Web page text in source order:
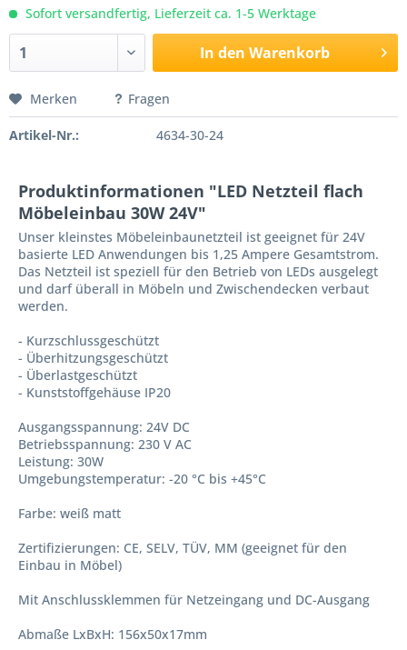
Sofort versandfertig, Lieferzeit ca. 1-5 Werktage
In den Warenkorb
Merken Fragen
Artikel-Nr.: 4634-30-24
Produktinformationen "LED Netzteil flach
Möbeleinbau 30W 24V"
Unser kleinstes Möbeleinbaunetzteil ist geeignet für 24V
basierte LED Anwendungen bis 1,25 Ampere Gesamtstrom.
Das Netzteil ist speziell für den Betrieb von LEDs ausgelegt
und darf überall in Möbeln und Zwischendecken verbaut
werden.
- Kurzschlussgeschützt
- Überhitzungsgeschützt
- Überlastgeschützt
- Kunststoffgehäuse IP20
Ausgangsspannung: 24V DC
Betriebsspannung: 230 V AC
Leistung: 30W
Umgebungstemperatur: -20 °C bis +45°C
Farbe: weiß matt
Zertifizierungen: CE, SELV, TÜV, MM (geeignet für den
Einbau in Möbel)
Mit Anschlussklemmen für Netzeingang und DC-Ausgang
Abmaße LxBxH: 156x50x17mm